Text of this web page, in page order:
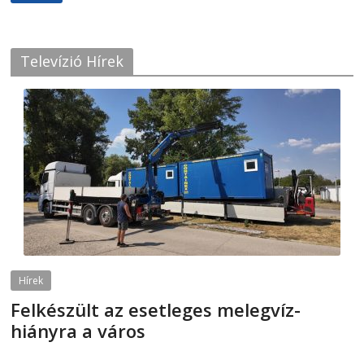
Televízió Hírek
Hírek
Felkészült az esetleges melegvíz-
hiányra a város